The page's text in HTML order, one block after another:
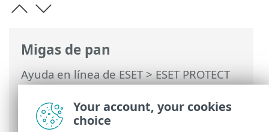
Migas de pan
Ayuda en línea de ESET>ESET PROTECT
On-Prem>Usar ESET PROTECT On-Prem
ESET PROTECT On-Prem Menú principal
Más> Derechos de acceso
Your account, your cookies
choice